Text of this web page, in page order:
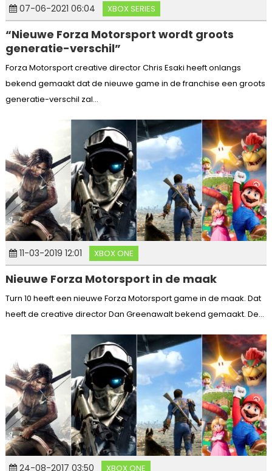
07-06-2021 06:04 XBOX SERIES
“Nieuwe Forza Motorsport wordt groots
generatie-verschil”
Forza Motorsport creative director Chris Esaki heeft onlangs
bekend gemaakt dat de nieuwe game in de franchise een groots
generatie-verschil zal...
11-03-2019 12:01 XBOX ONE
Nieuwe Forza Motorsport in de maak
Turn 10 heeft een nieuwe Forza Motorsport game in de maak. Dat
heeft de creative director Dan Greenawalt bekend gemaakt. De...
24-08-2017 03:50 XBOX ONE